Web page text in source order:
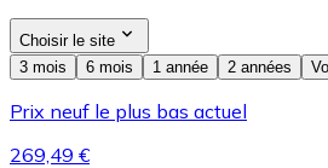
Choisir le site
3 mois
6 mois 1 année 2 années
Prix neuf le plus bas actuel
269,49 €